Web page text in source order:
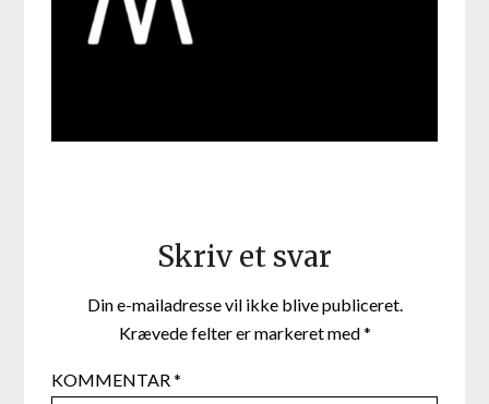
Skriv et svar
Din e-mailadresse vil ikke blive publiceret.
Krævede felter er markeret med*
KOMMENTAR*